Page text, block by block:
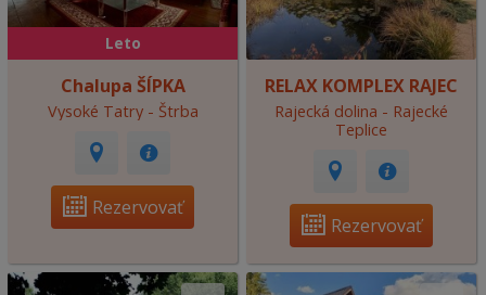
Leto
Chalupa ŠÍPKA
Vysoké Tatry - Štrba
Rezervovať
RELAX KOMPLEX RAJEC
Rajecká dolina - Rajecké
Teplice
Rezervovať